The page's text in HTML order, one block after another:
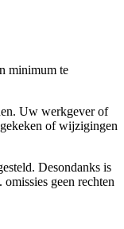
minimum te
Uw werkgever of
of wijzigingen
Desondanks is
geen rechten